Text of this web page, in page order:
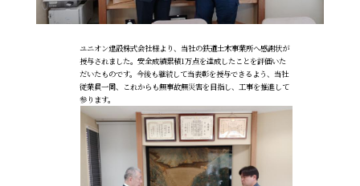
ユニオン建設株式会社様より、当社の鉄道土木事業所へ感謝状が
授与されました。安全成績累積1万点を達成したことを評価いた
だいたものです。今後も継続して当表彰を授与できるよう、当社
従業員一同、これからも無事故無災害を目指し、工事を推進して
参ります。